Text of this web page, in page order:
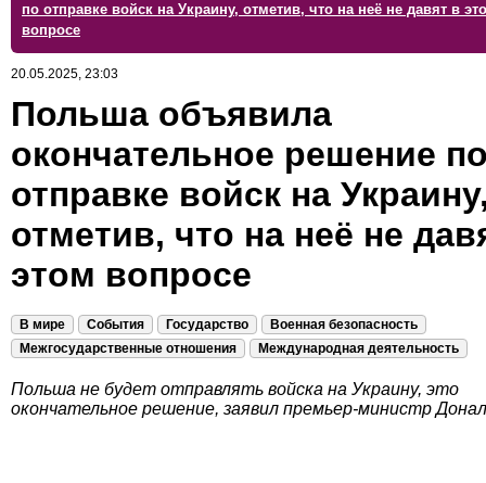
по отправке войск на Украину, отметив, что на неё не давят в
вопросе
20.05.2025, 23:03
Польша объявила
окончательное решение
отправке войск на
отметив, что на неё не
этом вопросе
В мире События Государство
Военная безопасность
Межгосударственные отношения
Международная деятельность
Польша не будет отправлять войска на Украину, это
окончательное решение, заявил премьер-министр